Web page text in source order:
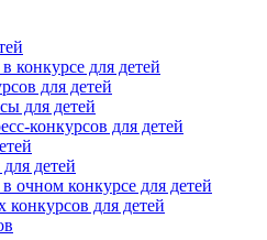
конкурсе для детей
для детей
для детей
конкурсов для детей
детей
очном конкурсе для детей
конкурсов для детей